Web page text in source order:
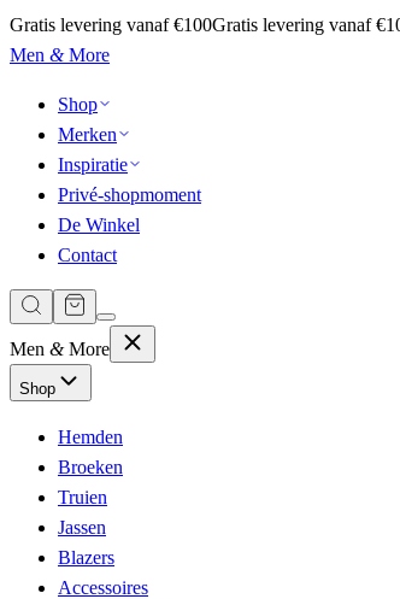
Gratis levering vanaf €100Gratis levering vanaf
Men &More
Shop
Merken
Inspiratie
Privé-shopmoment
De Winkel
Contact
Men &More
Shop
Hemden
Broeken
Truien
Jassen
Blazers
Accessoires